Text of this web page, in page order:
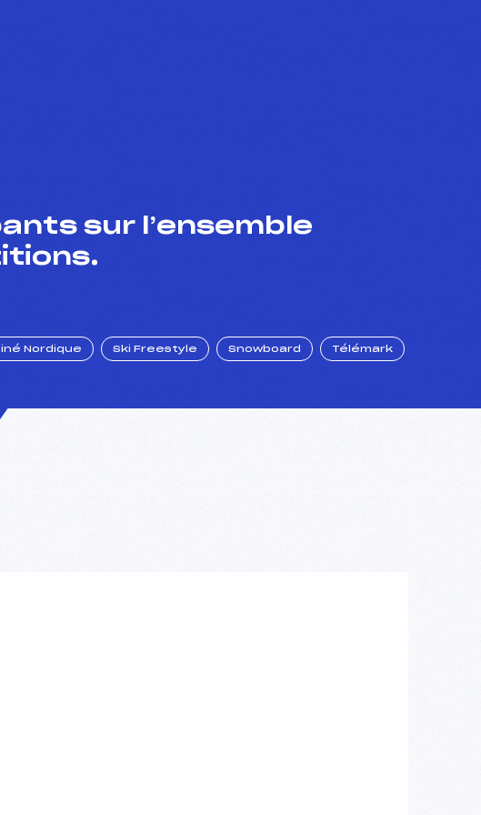
sur l’ensemble
Nordique Ski Freestyle Snowboard Télémark